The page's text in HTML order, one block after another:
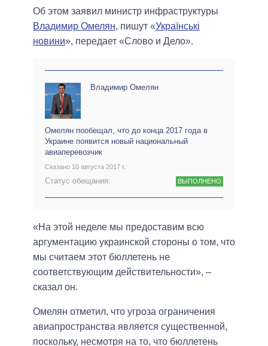
Об этом заявил министр инфраструктуры
Владимир Омелян, пишут «Українські
новини», передает «Слово и Дело».
Владимир Омелян
Омелян пообещал, что до конца 2017 года в
Украине появится новый национальный
авиаперевозчик
Сказано 10 августа 2017 г.
Статус обещания: ВЫПОЛНЕНО
«На этой неделе мы предоставим всю
аргументацию украинской стороны о том, что
мы считаем этот бюллетень не
соответствующим действительности», –
сказал он.
Омелян отметил, что угроза ограничения
авиапространства является существенной,
поскольку, несмотря на то, что бюллетень